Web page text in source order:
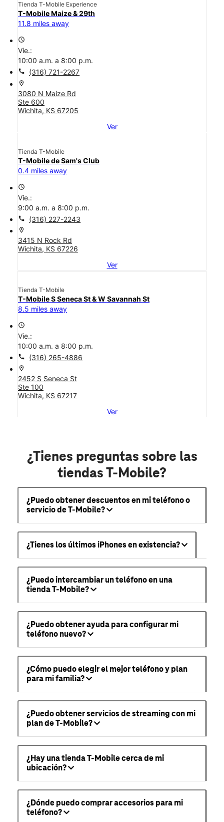
Tienda T-Mobile Experience
T-Mobile Maize & 29th
11.8 miles away
access_time
Vie.:
10:00 a.m. a 8:00 p.m.
call (316) 721-2267
location_on
3080 N Maize Rd
Ste 600
Wichita, KS 67205
Ver
Tienda T-Mobile
T-Mobile de Sam's Club
0.4 miles away
access_time
Vie.:
9:00 a.m. a 8:00 p.m.
call (316) 227-2243
location_on
3415 N Rock Rd
Wichita, KS 67226
Ver
Tienda T-Mobile
T-Mobile S Seneca St & W Savannah St
8.5 miles away
access_time
Vie.:
10:00 a.m. a 8:00 p.m.
call (316) 265-4886
location_on
2452 S Seneca St
Ste 100
Wichita, KS 67217
Ver
¿Tienes preguntas sobre las
tiendas T-Mobile?
¿Puedo obtener descuentos en mi teléfono o
servicio de T-Mobile?
¿Tienes los últimos iPhones en existencia?
¿Puedo intercambiar un teléfono en una
tienda T-Mobile?
¿Puedo obtener ayuda para configurar mi
teléfono nuevo?
¿Cómo puedo elegir el mejor teléfono y plan
para mi familia?
¿Puedo obtener servicios de streaming con mi
plan de T-Mobile?
¿Hay una tienda T-Mobile cerca de mi
ubicación?
¿Dónde puedo comprar accesorios para mi
teléfono?